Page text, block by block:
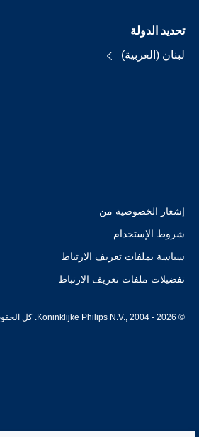
تحديد الدولة
لبنان (العربية)
إشعار الخصوصية من
شروط الإستخدام
سياسة بملفات تعريف الارتباط
تفضيلات ملفات تعريف الارتباط
© Koninklijke Philips N.V., 2004 - 2026. كل الحقوق محفوظة.